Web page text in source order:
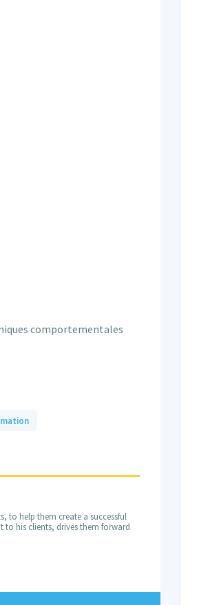
comportementales
to help them create a successful
to his clients, drives them forward